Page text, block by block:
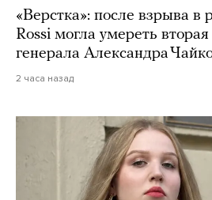
«Верстка»: после взрыва в
Rossi могла умереть
генерала Александра
2 часа назад